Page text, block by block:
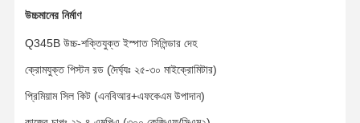
উচ্চমানের নির্মাণ
Q345B উচ্চ-শক্তিযুক্ত ইস্পাত সিলিন্ডার দেহ
ক্রোমযুক্ত পিস্টন রড (দৈর্ঘ্যঃ ২৫-৩০ মাইক্রোমিটার)
প্রিমিয়াম সিল কিট (এনবিআর+এফকেএম উপাদান)